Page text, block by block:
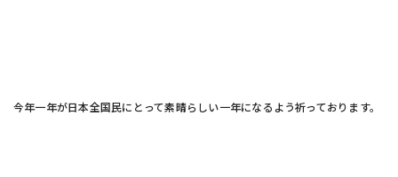
今年一年が日本全国民にとって素晴らしい一年になるよう祈っております。